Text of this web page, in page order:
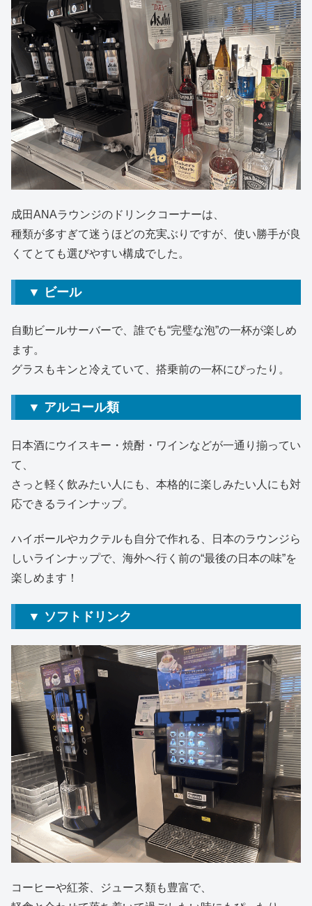
成田ANAラウンジのドリンクコーナーは、
種類が多すぎて迷うほどの充実ぶりですが、使い勝手が良
くてとても選びやすい構成でした。
▼ ビール
自動ビールサーバーで、誰でも“完璧な泡”の一杯が楽しめ
ます。
グラスもキンと冷えていて、搭乗前の一杯にぴったり。
▼ アルコール類
日本酒にウイスキー・焼酎・ワインなどが一通り揃ってい
て、
さっと軽く飲みたい人にも、本格的に楽しみたい人にも対
応できるラインナップ。
ハイボールやカクテルも自分で作れる、日本のラウンジら
しいラインナップで、海外へ行く前の“最後の日本の味”を
楽しめます！
▼ ソフトドリンク
コーヒーや紅茶、ジュース類も豊富で、